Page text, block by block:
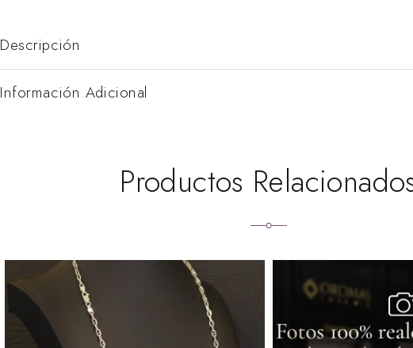
Descripción
Información Adicional
Productos